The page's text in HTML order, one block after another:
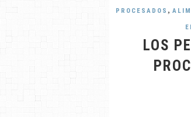
PROCESADOS ,
LOS